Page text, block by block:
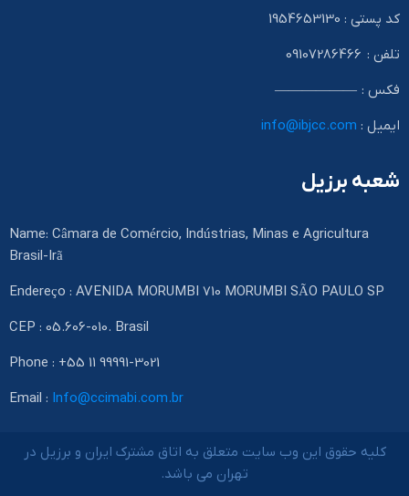
کد پستی : 1954653130
تلفن : 09107286466
فکس : ——————
ایمیل : info@ibjcc.com
شعبه برزیل
Name: Câmara de Comércio, Indústrias, Minas e Agricultura
Brasil-Irã
Endereço : AVENIDA MORUMBI 710 MORUMBI SÃO PAULO SP
CEP : 05.606-010. Brasil
Phone : +55 11 99991-3021
Email : Info@ccimabi.com.br
کلیه حقوق این وب سایت متعلق به اتاق مشترک ایران و برزیل در
تهران می باشد.